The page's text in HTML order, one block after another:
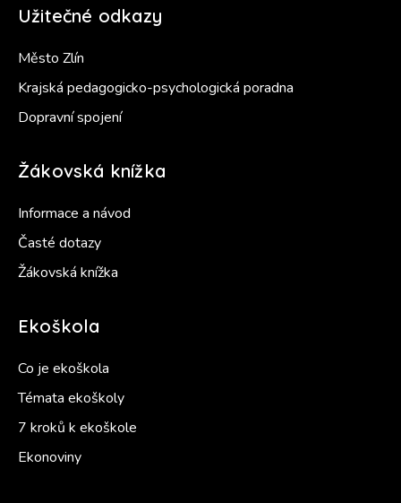
Užitečné odkazy
Město Zlín
Krajská pedagogicko-psychologická poradna
Dopravní spojení
Žákovská knížka
Informace a návod
Časté dotazy
Žákovská knížka
Ekoškola
Co je ekoškola
Témata ekoškoly
7 kroků k ekoškole
Ekonoviny